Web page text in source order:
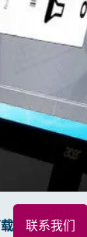
联系我们